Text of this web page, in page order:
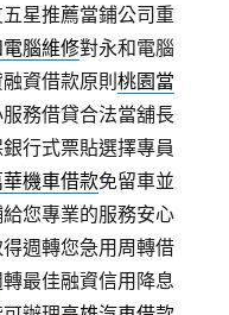
星推薦當鋪公司重
腦維修對永和電腦
資借款原則桃園當
務借貸合法當舖長
行式票貼選擇專員
華機車借款免留車並
您專業的服務安心
週轉您急用周轉借
最佳融資信用降息